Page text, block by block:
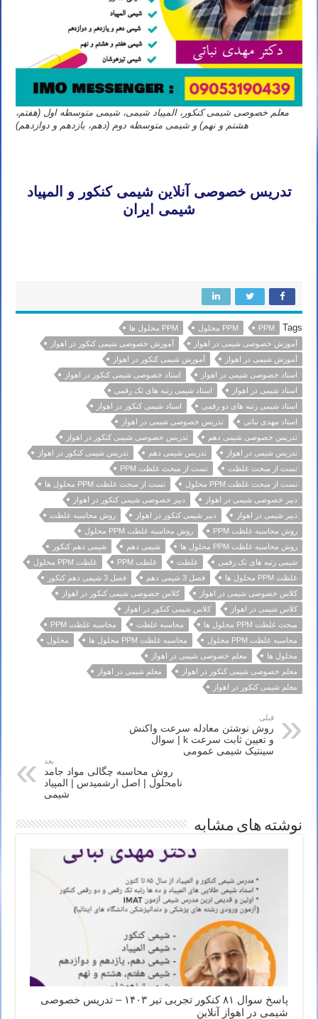
معلم خصوصی شیمی کنکور، المپیاد شیمی، شیمی متوسطه اول (هفتم،
هشتم و نهم) و شیمی متوسطه دوم (دهم، یازدهم و دوازدهم)
تدریس خصوصی آنلاین شیمی کنکور و المپیاد
شیمی ایران
Tags
PPM PPM محلول
PPM محلول ها
آموزش خصوصی شیمی در اهواز
آموزش خصوصی شیمی کنکور در اهواز
آموزش شیمی در اهواز
آموزش شیمی کنکور در اهواز
استاد خصوصی شیمی در اهواز
استاد خصوصی شیمی کنکور در اهواز
استاد شیمی در اهواز
استاد شیمی رتبه های تک رقمی
استاد شیمی رتبه های دو رقمی
استاد شیمی کنکور در اهواز
استاد مهدی نباتی
تدریس خصوصی شیمی در اهواز
تدریس خصوصی شیمی دهم
تدریس خصوصی شیمی کنکور در اهواز
تدریس شیمی در اهواز
تدریس شیمی دهم
تدریس شیمی کنکور در اهواز
تست از مبحث غلظت
تست از مبحث غلظت PPM
تست از مبحث غلظت PPM محلول
تست از مبحث غلظت PPM محلول ها
دبیر خصوصی شیمی در اهواز
دبیر خصوصی شیمی کنکور در اهواز
دبیر شیمی در اهواز
دبیر شیمی کنکور در اهواز
روش محاسبه غلظت
روش محاسبه غلظت PPM
روش محاسبه غلظت PPM محلول
روش محاسبه غلظت PPM محلول ها
شیمی دهم
شیمی دهم کنکور
شیمی رتبه های تک رقمی
غلظت غلظت PPM
غلظت PPM محلول
غلظت PPM محلول ها
فصل 3 شیمی دهم
فصل 3 شیمی دهم کنکور
کلاس خصوصی شیمی در اهواز
کلاس خصوصی شیمی کنکور در اهواز
کلاس شیمی در اهواز
کلاس شیمی کنکور در اهواز
مبحث غلظت PPM محلول ها
محاسبه غلظت
محاسبه غلظت PPM
محاسبه غلظت PPM محلول
محاسبه غلظت PPM محلول ها
محلول
محلول ها
معلم خصوصی شیمی در اهواز
معلم خصوصی شیمی کنکور در اهواز
معلم شیمی در اهواز
معلم شیمی کنکور در اهواز
قبلی
روش نوشتن معادله سرعت واکنش
و تعیین ثابت سرعت k | سوال
سینتیک شیمی عمومی
بعد
روش محاسبه چگالی مواد جامد
نامحلول | اصل ارشمیدس | المپیاد
شیمی
نوشته های مشابه
پاسخ سوال ۸۱ کنکور تجربی تیر ۱۴۰۳ – تدریس خصوصی
شیمی در اهواز آنلاین